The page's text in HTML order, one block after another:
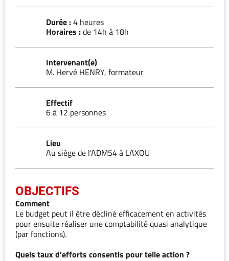
Durée :4 heures
Horaires :de 14h à 18h
Intervenant(e)
M. Hervé HENRY, formateur
Effectif
6 à 12 personnes
Lieu
Au siège de l'ADM54 à LAXOU
OBJECTIFS
Comment
Le budget peut il être décliné efficacement en activités
pour ensuite réaliser une comptabilité quasi analytique
(par fonctions).
Quels taux d’efforts consentis pour telle action ?